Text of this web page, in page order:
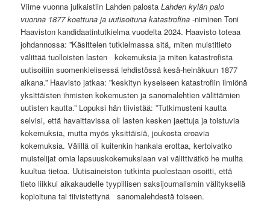
Viime vuonna julkaistiin Lahden palostaLahden kylän palo
vuonna 1877 koettuna ja uutisoituna katastrofina -niminen Toni
Haaviston kandidaatintutkielma vuodelta 2024. Haavisto toteaa
johdannossa: ”Käsittelen tutkielmassa sitä, miten muistitieto
välittää tuolloisten lasten kokemuksia ja miten katastrofista
uutisoitiin suomenkielisessä lehdistössä kesä-heinäkuun 1877
aikana.” Haavisto jatkaa: ”keskityn kyseiseen katastrofiin ilmiönä
yksittäisten ihmisten kokemusten ja sanomalehtien välittämien
uutisten kautta.” Lopuksi hän tiivistää: ”Tutkimusteni kautta
selvisi, että havaittavissa oli lasten kesken jaettuja ja toistuvia
kokemuksia, mutta myös yksittäisiä, joukosta eroavia
kokemuksia. Välillä oli kuitenkin hankala erottaa, kertoivatko
muistelijat omia lapsuuskokemuksiaan vai välittivätkö he muilta
kuultua tietoa. Uutisaineiston tutkinta puolestaan osoitti, että
tieto liikkui aikakaudelle tyypillisen saksijournalismin välityksellä
kopioituna tai tiivistettynä sanomalehdestä toiseen.